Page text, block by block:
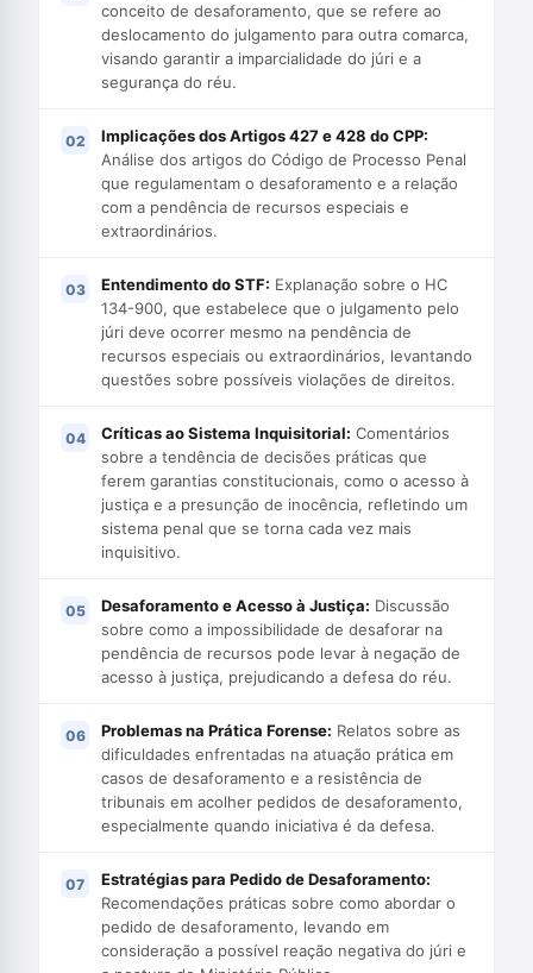
conceito de desaforamento, que se refere ao
deslocamento do julgamento para outra comarca,
visando garantir a imparcialidade do júri e a
segurança do réu.
Implicações dos Artigos 427 e 428 do CPP:
Análise dos artigos do Código de Processo Penal
que regulamentam o desaforamento e a relação
com a pendência de recursos especiais e
extraordinários.
Entendimento do STF: Explanação sobre o HC
134-900, que estabelece que o julgamento pelo
júri deve ocorrer mesmo na pendência de
recursos especiais ou extraordinários, levantando
questões sobre possíveis violações de direitos.
Críticas ao Sistema Inquisitorial: Comentários
sobre a tendência de decisões práticas que
ferem garantias constitucionais, como o acesso à
justiça e a presunção de inocência, refletindo um
sistema penal que se torna cada vez mais
inquisitivo.
Desaforamento e Acesso à Justiça: Discussão
sobre como a impossibilidade de desaforar na
pendência de recursos pode levar à negação de
acesso à justiça, prejudicando a defesa do réu.
Problemas na Prática Forense: Relatos sobre as
dificuldades enfrentadas na atuação prática em
casos de desaforamento e a resistência de
tribunais em acolher pedidos de desaforamento,
especialmente quando iniciativa é da defesa.
Estratégias para Pedido de Desaforamento:
Recomendações práticas sobre como abordar o
pedido de desaforamento, levando em
consideração a possível reação negativa do júri e